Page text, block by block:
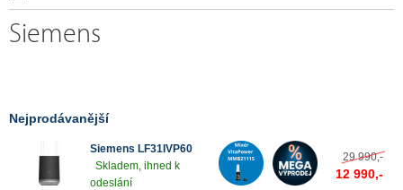
Siemens
Nejprodávanější
Siemens LF31IVP60
Skladem, ihned k
odeslání
29 990,-
12 990,-